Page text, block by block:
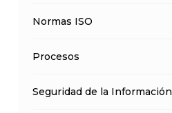
Normas ISO
Procesos
Seguridad de la Información